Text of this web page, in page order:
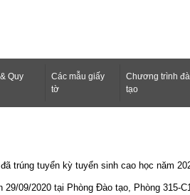
Quy
Các mẫu giấy
tờ
Chương trình
tạo
trúng tuyển kỳ tuyển sinh cao học năm
09/2020 tại Phòng Đào tạo, Phòng 315-